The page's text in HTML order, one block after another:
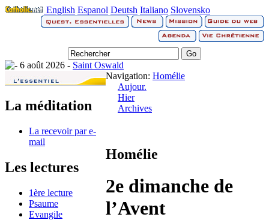
English Espanol Deutsh Italiano Slovensko
6 août 2026 - Saint Oswald
La méditation
La recevoir par e-
mail
Les lectures
1ère lecture
Psaume
Evangile
Navigation: Homélie
Aujour.
Hier
Archives
Homélie
2e dimanche de
l’Avent